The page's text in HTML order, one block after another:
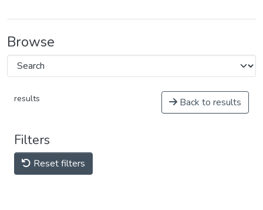
Browse
results Back to results
Filters
Reset filters